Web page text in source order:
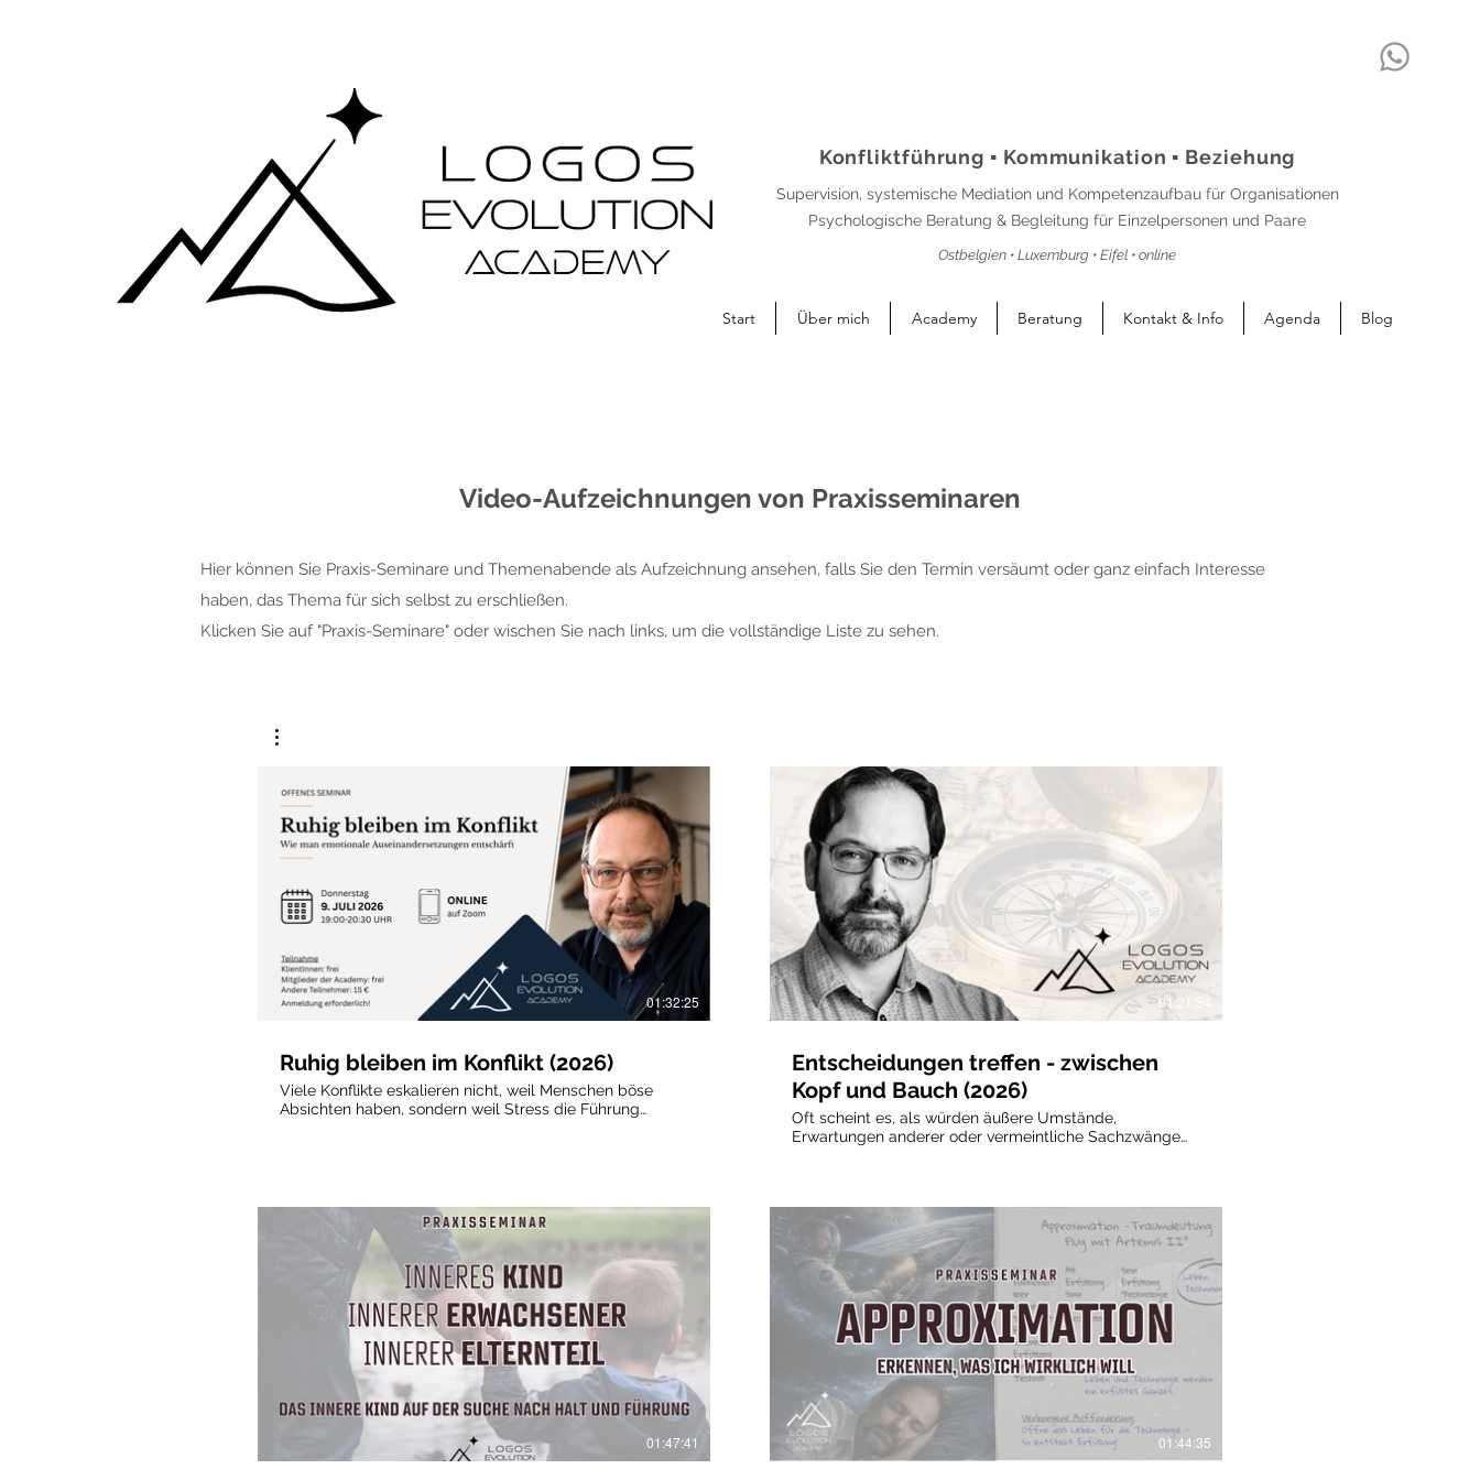
Konfliktführung ▪ Kommunikation ▪ Beziehung
Supervision, systemische Mediation und Kompetenzaufbau für Organisationen
Psychologische Beratung & Begleitung für Einzelpersonen und Paare
Ostbelgien • Luxemburg • Eifel • online
Start Über mich Academy Beratung Kontakt & Info Agenda Blog
Video-Aufzeichnungen von Praxisseminaren
Hier können Sie Praxis-Seminare und Themenabende als Aufzeichnung ansehen, falls Sie den Termin versäumt oder ganz einfach Interesse
haben, das Thema für sich selbst zu erschließen.
Klicken Sie auf "Praxis-Seminare" oder wischen Sie nach links, um die vollständige Liste zu sehen.
€ Abonnieren
01:32:25
Ruhig bleiben im Konflikt (2026)
Viele Konflikte eskalieren nicht, weil Menschen böse
Absichten haben, sondern weil Stress die Führung
eskalieren und was im Gehirn und Nervensystem dabei
geschieht. Sie erfahren, wie innere Anspannung,
Projektionen und Missverständnisse Konflikte
verschärfen und wie es gelingt, auch in schwierigen
Gesprächen handlungsfähig zu bleiben. Im Mittelpunkt
stehen praktische Werkzeuge zur Deeskalation, zum
Verstehen des Gegenübers und zur Regulierung von
Stress. Sie lernen, wie echtes Zuhören funktioniert,
warum Verstehen oft wichtiger ist als schnelle Lösungen
und wie Konflikte entschärft werden können, bevor sie
außer Kontrolle geraten. Für Menschen, die ihre
Kommunikations- und Konfliktfähigkeit stärken,
gelassener bleiben und Beziehungen konstruktiver
gestalten möchten.
Abonnieren
01:21:54
Entscheidungen treffen - zwischen
Kopf und Bauch (2026)
Oft scheint es, als würden äußere Umstände,
Erwartungen anderer oder vermeintliche Sachzwänge
nüchterne Tatsachen. Häufig sind sie jedoch eine
Tarnung: Es wird ein Hintergrund vorgegeben, der uns
von Anfang an täuscht und den Blick darauf verstellt,
was tatsächlich möglich oder stimmig wäre. Bei
genauerem Hinsehen zeigt sich zudem, dass diese
äußeren Stimmen meist Verbündete in unserem Inneren
haben. Innere Figuren wie Angst, Perfektionismus,
Pflichtgefühl, Anpassung oder der Wunsch nach
Anerkennung beeinflussen unsere Wahrnehmung und
verstellen den Blick auf das, was uns wirklich wichtig ist.
In diesem Praxisseminar lernen wir einfache und
wirksame Methoden kennen, um aus den gewohnten
Alltagsperspektiven herauszutreten und einen klareren
Blick auf die eigene Situation zu gewinnen. Durch die
Vorschau € Abonnieren
01:47:41
Vorschau Abonnieren
01:44:35